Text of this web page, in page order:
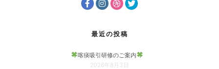
最近の投稿
喀痰吸引研修のご案内
2026年8月3日